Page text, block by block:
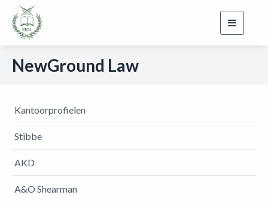
Toggle
NewGround Law
Kantoorprofielen
Stibbe
AKD
A&O Shearman